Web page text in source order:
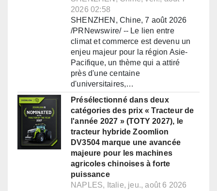
2026 02:58
SHENZHEN, Chine, 7 août 2026
/PRNewswire/ -- Le lien entre
climat et commerce est devenu un
enjeu majeur pour la région Asie-
Pacifique, un thème qui a attiré
près d'une centaine
d'universitaires,…
Présélectionné dans deux
catégories des prix « Tracteur de
l'année 2027 » (TOTY 2027), le
tracteur hybride Zoomlion
DV3504 marque une avancée
majeure pour les machines
agricoles chinoises à forte
puissance
NAPLES, Italie, jeu., août 6 2026